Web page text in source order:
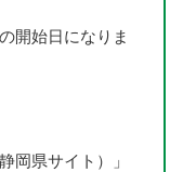
開始日になりま
岡県サイト）」